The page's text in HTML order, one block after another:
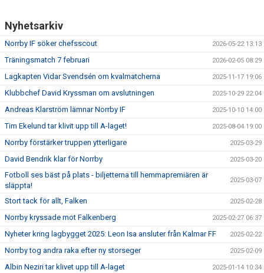
Nyhetsarkiv
Norrby IF söker chefsscout 2026-05-22 13:13
Träningsmatch 7 februari 2026-02-05 08:29
Lagkapten Vidar Svendsén om kvalmatcherna 2025-11-17 19:06
Klubbchef David Kryssman om avslutningen 2025-10-29 22:04
Andreas Klarström lämnar Norrby IF 2025-10-10 14:00
Tim Ekelund tar klivit upp till A-laget! 2025-08-04 19:00
Norrby förstärker truppen ytterligare 2025-03-29
David Bendrik klar för Norrby 2025-03-20
Fotboll ses bäst på plats - biljetterna till hemmapremiären är
släppta!
2025-03-07
Stort tack för allt, Falken 2025-02-28
Norrby kryssade mot Falkenberg 2025-02-27 06:37
Nyheter kring lagbygget 2025: Leon Isa ansluter från Kalmar FF 2025-02-22
Norrby tog andra raka efter ny storseger 2025-02-09
Albin Neziri tar klivet upp till A-laget 2025-01-14 10:34